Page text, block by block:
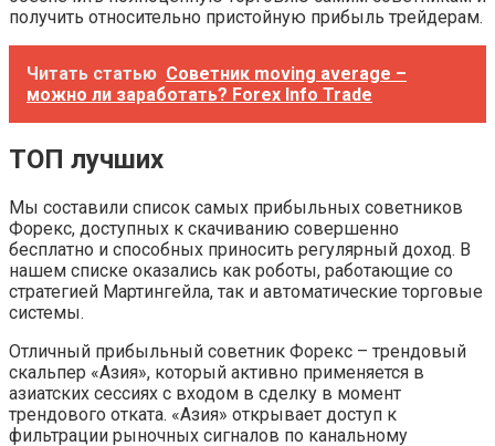
получить относительно пристойную прибыль трейдерам.
Читать статью Советник moving average –
можно ли заработать? Forex Info Trade
ТОП лучших
Мы составили список самых прибыльных советников
Форекс, доступных к скачиванию совершенно
бесплатно и способных приносить регулярный доход. В
нашем списке оказались как роботы, работающие со
стратегией Мартингейла, так и автоматические торговые
системы.
Отличный прибыльный советник Форекс – трендовый
скальпер «Азия», который активно применяется в
азиатских сессиях с входом в сделку в момент
трендового отката. «Азия» открывает доступ к
фильтрации рыночных сигналов по канальному